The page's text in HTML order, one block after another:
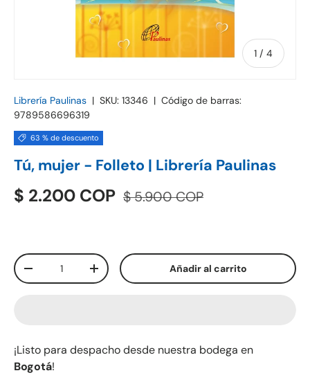
1 / de
4
Librería Paulinas | SKU: 13346 | Código de barras:
9789586696319
63 % de descuento
Tú, mujer - Folleto | Librería Paulinas
$ 2.200 COP $ 5.900 COP
Cant.
-
+ Añadir al carrito
¡Listo para despacho desde nuestra bodega en
Bogotá!